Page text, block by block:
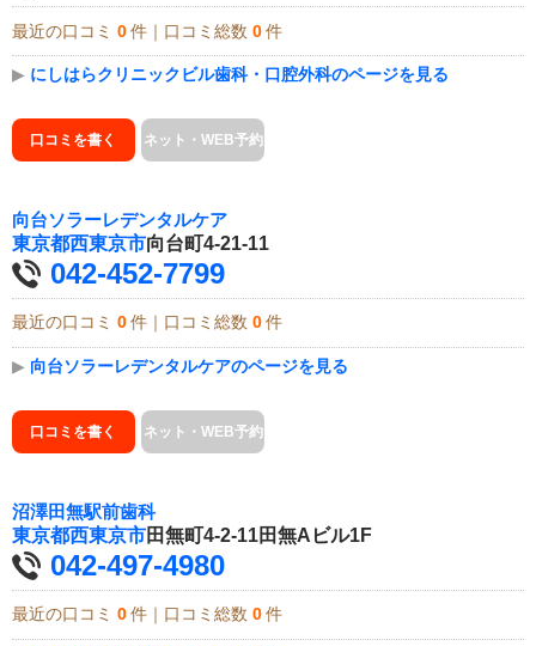
最近の口コミ 0 件｜口コミ総数 0 件
▶ にしはらクリニックビル歯科・口腔外科のページを見る
口コミを書く ネット・WEB予約
向台ソラーレデンタルケア
東京都西東京市向台町4-21-11
042-452-7799
最近の口コミ 0 件｜口コミ総数 0 件
▶ 向台ソラーレデンタルケアのページを見る
口コミを書く ネット・WEB予約
沼澤田無駅前歯科
東京都西東京市田無町4-2-11田無Aビル1F
042-497-4980
最近の口コミ 0 件｜口コミ総数 0 件